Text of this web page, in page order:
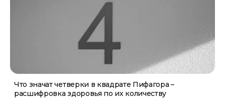
Что значат четверки в квадрате Пифагора –
расшифровка здоровья по их количеству